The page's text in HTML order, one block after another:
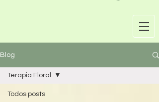
Blog
Todos posts
Terapia Floral